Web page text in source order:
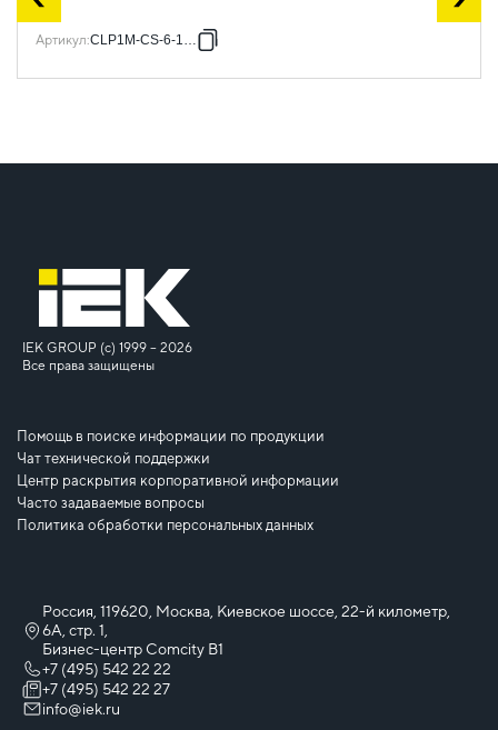
Артикул:CLP1M-CS-6-10-1
IEK GROUP (c) 1999 – 2026
Все права защищены
Помощь в поиске информации по продукции
Чат технической поддержки
Центр раскрытия корпоративной информации
Часто задаваемые вопросы
Политика обработки персональных данных
Россия, 119620, Москва, Киевское шоссе, 22-й километр,
6А, стр. 1,
Бизнес-центр Comcity B1
+7 (495) 542 22 22
+7 (495) 542 22 27
info@iek.ru